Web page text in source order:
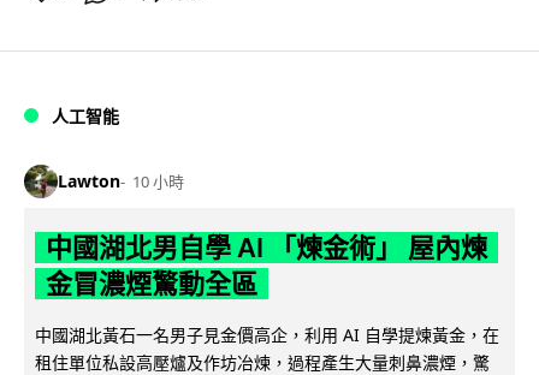
人工智能
Lawton 10 小時
中國湖北男自學 AI 「煉金術」 屋內煉
金冒濃煙驚動全區
中國湖北黃石一名男子見金價高企，利用 AI 自學提煉黃金，在
租住單位私設高壓爐及作坊冶煉，過程產生大量刺鼻濃煙，驚